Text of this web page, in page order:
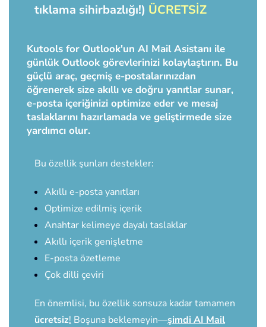
tıklama sihirbazlığı!) ÜCRETSİZ
Kutools for Outlook'un AI Mail Asistanı ile
günlük Outlook görevlerinizi kolaylaştırın. Bu
güçlü araç, geçmiş e-postalarınızdan
öğrenerek size akıllı ve doğru yanıtlar sunar,
e-posta içeriğinizi optimize eder ve mesaj
taslaklarını hazırlamada ve geliştirmede size
yardımcı olur.
Bu özellik şunları destekler:
Akıllı e-posta yanıtları
Optimize edilmiş içerik
Anahtar kelimeye dayalı taslaklar
Akıllı içerik genişletme
E-posta özetleme
Çok dilli çeviri
En önemlisi, bu özellik sonsuza kadar tamamen
ücretsiz! Boşuna beklemeyin—şimdi AI Mail